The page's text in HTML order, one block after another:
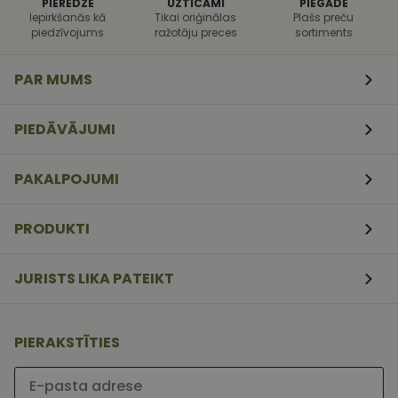
PIEREDZE
Iepirkšanās kā
piedzīvojums
UZTICAMI
Tikai oriģinālas
ražotāju preces
PIEGĀDE
Plašs preču
sortiments
PAR MUMS
PIEDĀVĀJUMI
PAKALPOJUMI
PRODUKTI
JURISTS LIKA PATEIKT
PIERAKSTĪTIES
Lūdzu ievadiet e-pasta adresi
tīmekļa
veidlapām.
Script.com
sīkfailu
lai Cookie-
darbotos